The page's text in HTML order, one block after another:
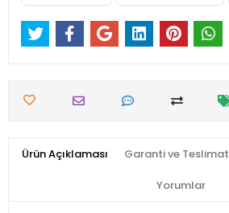
Ürün Açıklaması Garanti ve Teslimat
Yorumlar